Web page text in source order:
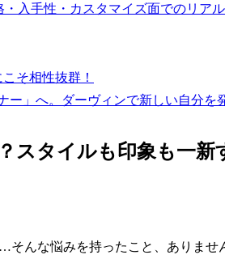
入手性・カスタマイズ面でのリア
そ相性抜群！
」へ。ダーヴィンで新しい自分を
スタイルも印象も一新
んな悩みを持ったこと、ありませ